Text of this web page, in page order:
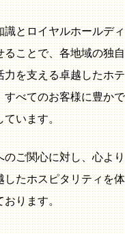
とロイヤルホールディ
ことで、各地域の独自
を支える卓越したホテ
すべてのお客様に豊かで
ています。
ご関心に対し、心より
したホスピタリティを体
おります。